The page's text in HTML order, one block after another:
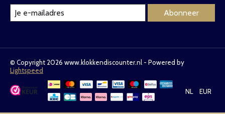
Abonneer
© Copyright 2026 www.klokkendiscounter.nl - Powered by
Lightspeed
NL EUR